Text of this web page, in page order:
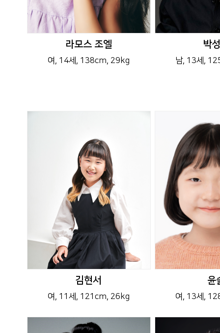
라모스 조엘
여 , 14세 , 138cm, 29kg
박
남, 13세 ,
김현서
여 , 11세 , 121cm, 26kg
윤
여 , 13세 ,